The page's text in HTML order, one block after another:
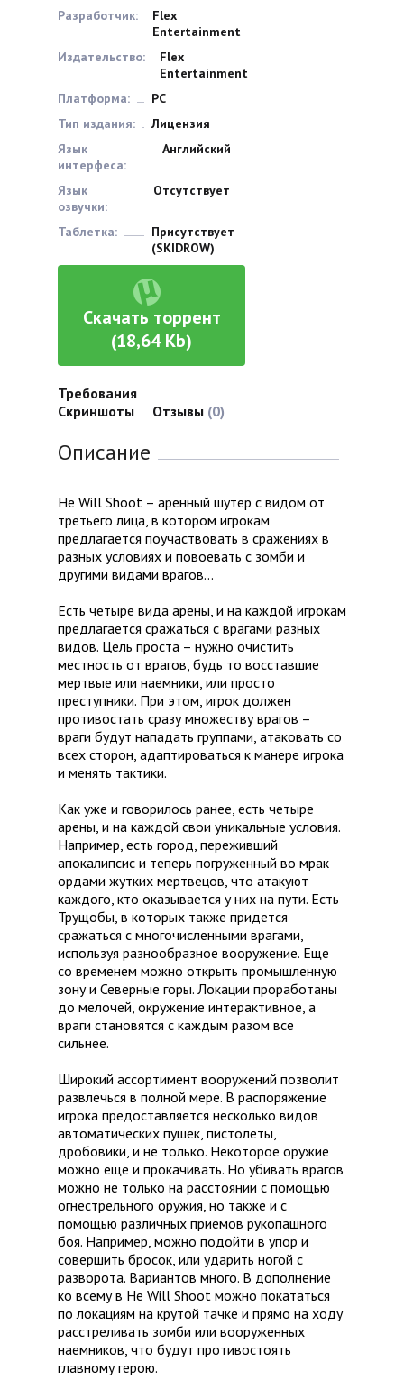
Разработчик:
Flex
Entertainment
Издательство:
Flex
Entertainment
Платформа:
PC
Тип издания:
Лицензия
Язык
интерфеса:
Английский
Язык
озвучки:
Отсутствует
Таблетка:
Присутствует
(SKIDROW)
Скачать торрент
(18,64 Kb)
Требования
Скриншоты
Отзывы (0)
Описание
He Will Shoot – аренный шутер с видом от
третьего лица, в котором игрокам
предлагается поучаствовать в сражениях в
разных условиях и повоевать с зомби и
другими видами врагов…
Есть четыре вида арены, и на каждой игрокам
предлагается сражаться с врагами разных
видов. Цель проста – нужно очистить
местность от врагов, будь то восставшие
мертвые или наемники, или просто
преступники. При этом, игрок должен
противостать сразу множеству врагов –
враги будут нападать группами, атаковать со
всех сторон, адаптироваться к манере игрока
и менять тактики.
Как уже и говорилось ранее, есть четыре
арены, и на каждой свои уникальные условия.
Например, есть город, переживший
апокалипсис и теперь погруженный во мрак
ордами жутких мертвецов, что атакуют
каждого, кто оказывается у них на пути. Есть
Трущобы, в которых также придется
сражаться с многочисленными врагами,
используя разнообразное вооружение. Еще
со временем можно открыть промышленную
зону и Северные горы. Локации проработаны
до мелочей, окружение интерактивное, а
враги становятся с каждым разом все
сильнее.
Широкий ассортимент вооружений позволит
развлечься в полной мере. В распоряжение
игрока предоставляется несколько видов
автоматических пушек, пистолеты,
дробовики, и не только. Некоторое оружие
можно еще и прокачивать. Но убивать врагов
можно не только на расстоянии с помощью
огнестрельного оружия, но также и с
помощью различных приемов рукопашного
боя. Например, можно подойти в упор и
совершить бросок, или ударить ногой с
разворота. Вариантов много. В дополнение
ко всему в He Will Shoot можно покататься
по локациям на крутой тачке и прямо на ходу
расстреливать зомби или вооруженных
наемников, что будут противостоять
главному герою.